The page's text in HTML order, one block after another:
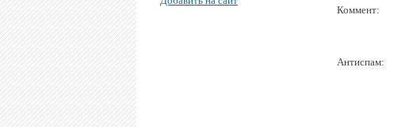
Коммент:
Антиспам: